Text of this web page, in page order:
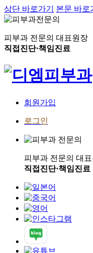
상단 바로가기 본문 바로
피부과 전문의 대표원장
직접진단·책임진료
회원가입
로그인
피부과 전문의 대
직접진단·책임진료